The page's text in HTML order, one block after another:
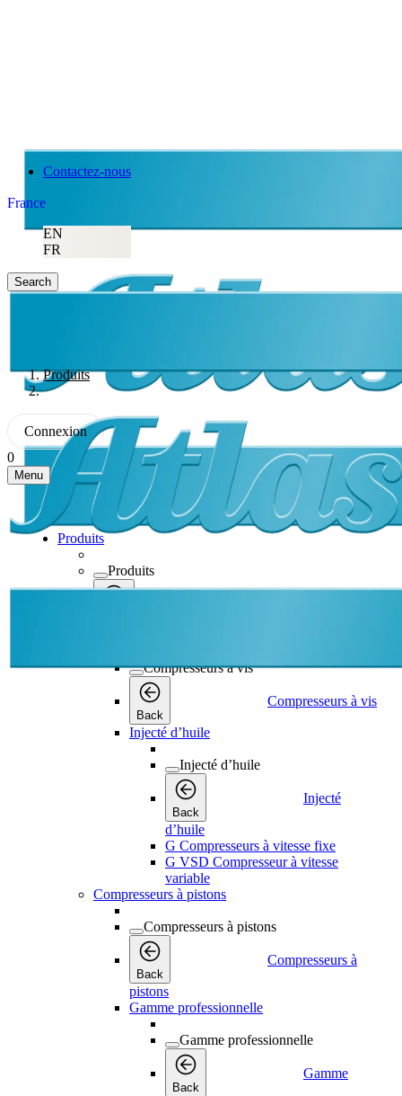
Contactez-nous
France
EN
FR
Search
Produits
Connexion
0
Menu
Produits
Produits
Compresseurs à vis
Back
Compresseurs à vis
Injecté d’huile
Injecté d’huile
Back
Injecté
d’huile
G Compresseurs à vitesse fixe
G VSD Compresseur à vitesse
variable
Compresseurs à pistons
Compresseurs à pistons
Back
Compresseurs à
pistons
Gamme professionnelle
Gamme professionnelle
Back
Gamme